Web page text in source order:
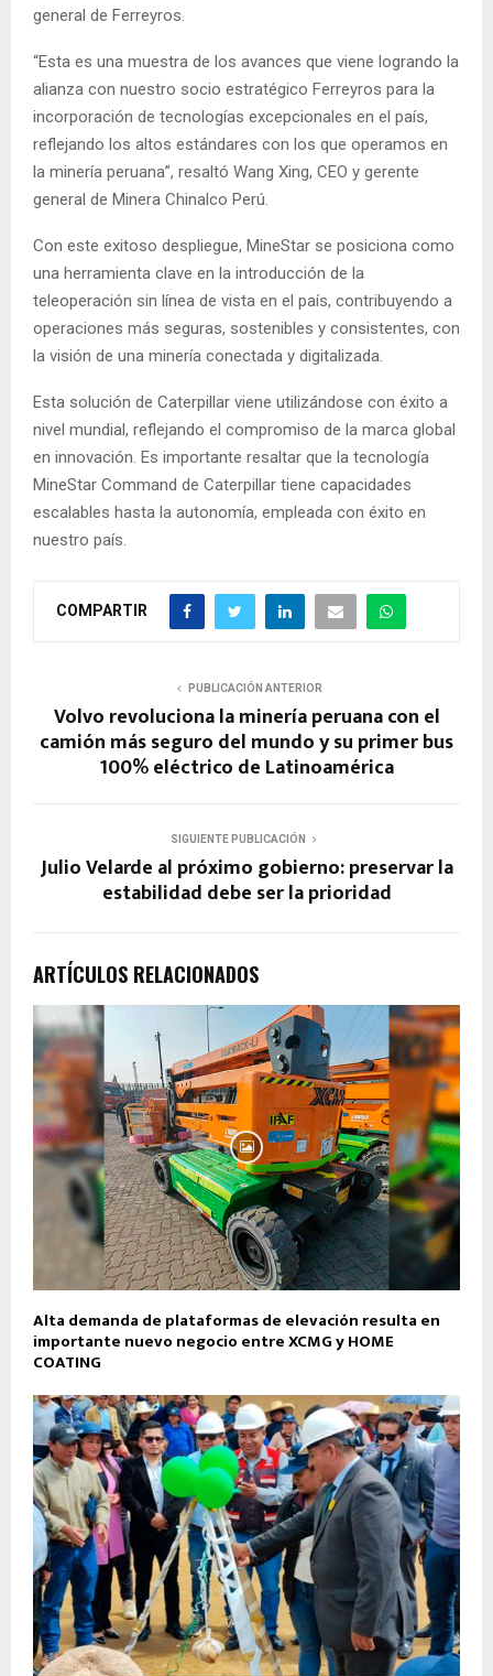
general de Ferreyros.
“Esta es una muestra de los avances que viene logrando la
alianza con nuestro socio estratégico Ferreyros para la
incorporación de tecnologías excepcionales en el país,
reflejando los altos estándares con los que operamos en
la minería peruana”, resaltó Wang Xing, CEO y gerente
general de Minera Chinalco Perú.
Con este exitoso despliegue, MineStar se posiciona como
una herramienta clave en la introducción de la
teleoperación sin línea de vista en el país, contribuyendo a
operaciones más seguras, sostenibles y consistentes, con
la visión de una minería conectada y digitalizada.
Esta solución de Caterpillar viene utilizándose con éxito a
nivel mundial, reflejando el compromiso de la marca global
en innovación. Es importante resaltar que la tecnología
MineStar Command de Caterpillar tiene capacidades
escalables hasta la autonomía, empleada con éxito en
nuestro país.
COMPARTIR
PUBLICACIÓN ANTERIOR
Volvo revoluciona la minería peruana con el
camión más seguro del mundo y su primer bus
100% eléctrico de Latinoamérica
SIGUIENTE PUBLICACIÓN
Julio Velarde al próximo gobierno: preservar la
estabilidad debe ser la prioridad
ARTÍCULOS RELACIONADOS
Alta demanda de plataformas de elevación resulta en
importante nuevo negocio entre XCMG y HOME
COATING